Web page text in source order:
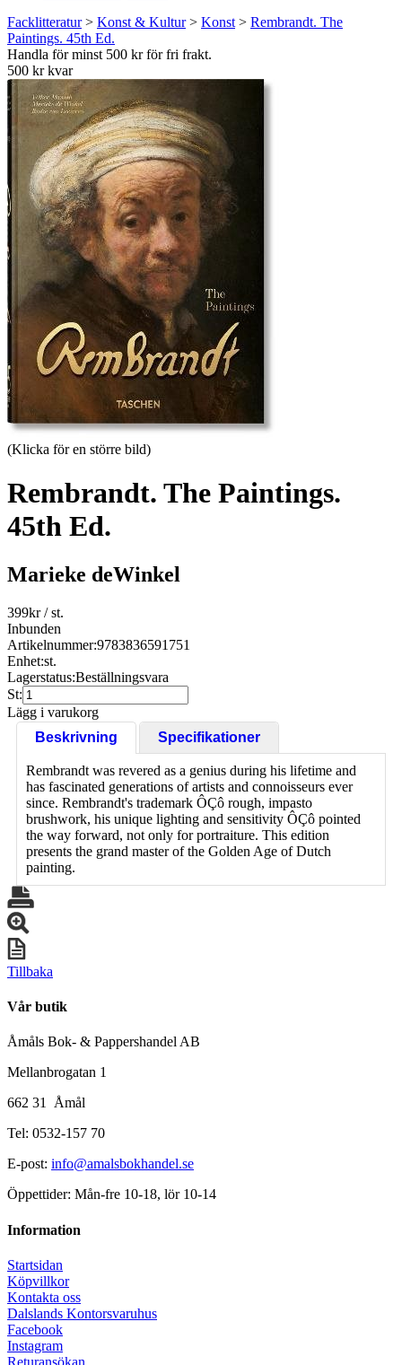
Facklitteratur> Konst & Kultur> Konst > Rembrandt. The
Paintings. 45th Ed.
Handla för minst 500 kr för fri frakt.
500 kr kvar
(Klicka för en större bild)
Rembrandt. The Paintings.
45th Ed.
Marieke deWinkel
399kr/ st.
Inbunden
Artikelnummer:9783836591751
Enhet:st.
Lagerstatus:Beställningsvara
St:
Lägg i varukorg
Beskrivning
Specifikationer
Rembrandt was revered as a genius during his lifetime and
has fascinated generations of artists and connoisseurs ever
since. Rembrandt's trademark ÔÇô rough, impasto
brushwork, his unique lighting and sensitivity ÔÇô pointed
the way forward, not only for portraiture. This edition
presents the grand master of the Golden Age of Dutch
painting.
Tillbaka
Vår butik
Åmåls Bok- & Pappershandel AB
Mellanbrogatan 1
662 31 Åmål
Tel: 0532-157 70
E-post: info@amalsbokhandel.se
Öppettider: Mån-fre 10-18, lör 10-14
Information
Startsidan
Köpvillkor
Kontakta oss
Dalslands Kontorsvaruhus
Facebook
Instagram
Returansökan